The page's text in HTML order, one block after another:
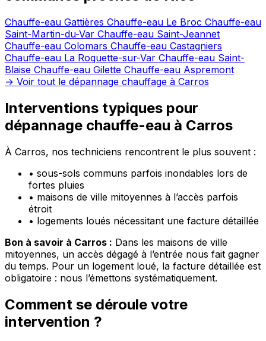
Chauffe-eau Gattières Chauffe-eau Le Broc Chauffe-eau
Saint-Martin-du-Var Chauffe-eau Saint-Jeannet
Chauffe-eau Colomars Chauffe-eau Castagniers
Chauffe-eau La Roquette-sur-Var Chauffe-eau Saint-
Blaise Chauffe-eau Gilette Chauffe-eau Aspremont
→ Voir tout le dépannage chauffage à Carros
Interventions typiques pour
dépannage chauffe-eau à Carros
À Carros, nos techniciens rencontrent le plus souvent :
• sous-sols communs parfois inondables lors de
fortes pluies
• maisons de ville mitoyennes à l’accès parfois
étroit
• logements loués nécessitant une facture détaillée
Bon à savoir à Carros : Dans les maisons de ville
mitoyennes, un accès dégagé à l’entrée nous fait gagner
du temps. Pour un logement loué, la facture détaillée est
obligatoire : nous l’émettons systématiquement.
Comment se déroule votre
intervention ?